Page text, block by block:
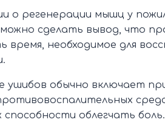
о регенерации мышц у
сделать вывод, что
время, необходимое для
ушибов обычно включает
способности облегчать